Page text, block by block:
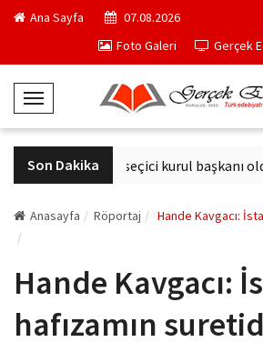
Ana Sayfa
07.08.2026
Foto Galeri
Gerçek
T
o
g
g
e
v
g
Son Dakika
Derviş Zaim seçici kurul başkanı oldu
Anasayfa Röportaj Hande Kavgacı:
Hande Kavgacı:
hafızamın